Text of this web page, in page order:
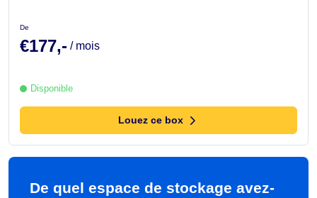
De
€177,- / mois
Disponible
Louez ce box
De quel espace de stockage avez-